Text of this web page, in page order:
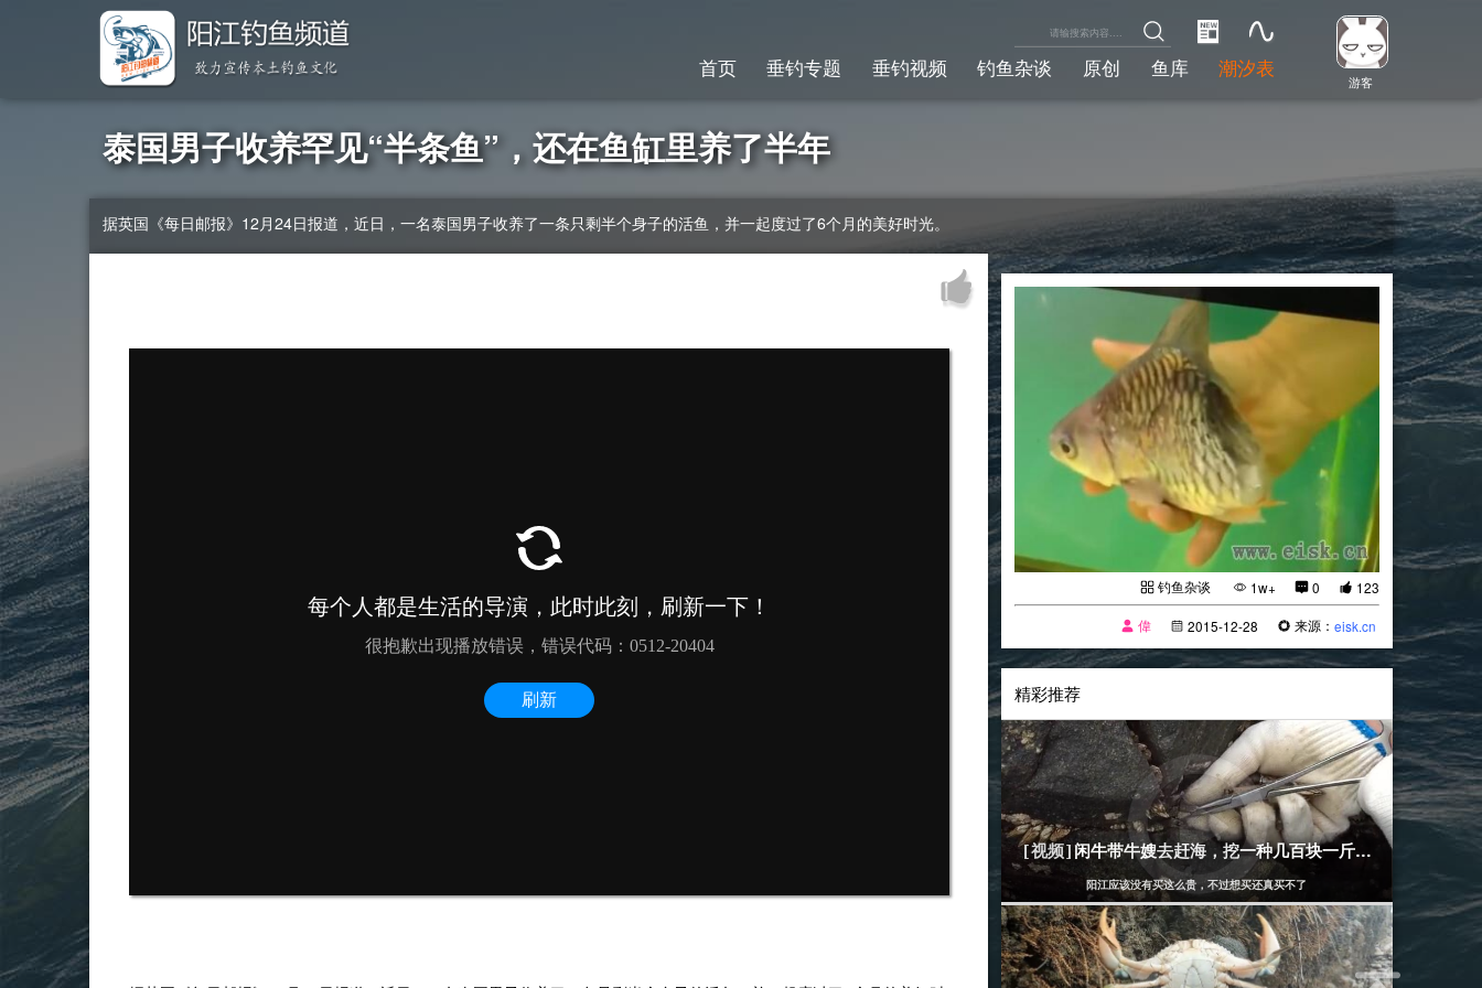
游客
首页 垂钓专题 垂钓视频 钓鱼杂谈 原创 鱼库 潮汐表
泰国男子收养罕见“半条鱼”，还在鱼缸里养了半年
据英国《每日邮报》12月24日报道，近日，一名泰国男子收养了一条只剩半个身子的活鱼，并一起度过了6个月的美好时光。
钓鱼杂谈 1w+ 0
123
偉
2015-12-28 来源：eisk.cn
精彩推荐
[赶海]
2020-04-13
[视频]闲牛带牛嫂去赶海，挖一种几百块一斤的海货，回家煮
阳江应该没有买这么贵，不过想买还真买不了
[赶海] 2019-08-29